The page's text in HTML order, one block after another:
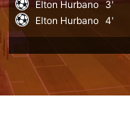
Elton Hurbano 3'
Elton Hurbano 4'